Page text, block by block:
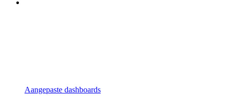
Aangepaste dashboards